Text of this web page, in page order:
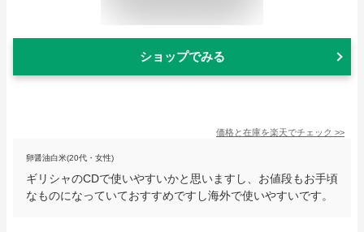
ショップでみる
価格と在庫を楽天でチェック >>
卵醤油白米(20代・女性)
ギリシャのCDで使いやすいかと思いますし、お値段もお手頃
なものになっていておすすめですし海外で使いやすいです。